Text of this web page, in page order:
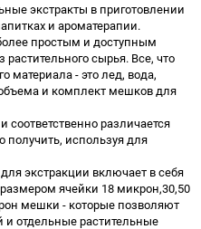
экстракты в приготовлении
и ароматерапии.
простым и доступным
сырья. Все, что
материала - это лед, вода,
и комплект мешков для
соответственно различается
используя для
экстракции включает в себя
ячейки 18 микрон,30,50
мешки - которые позволяют
отдельные растительные